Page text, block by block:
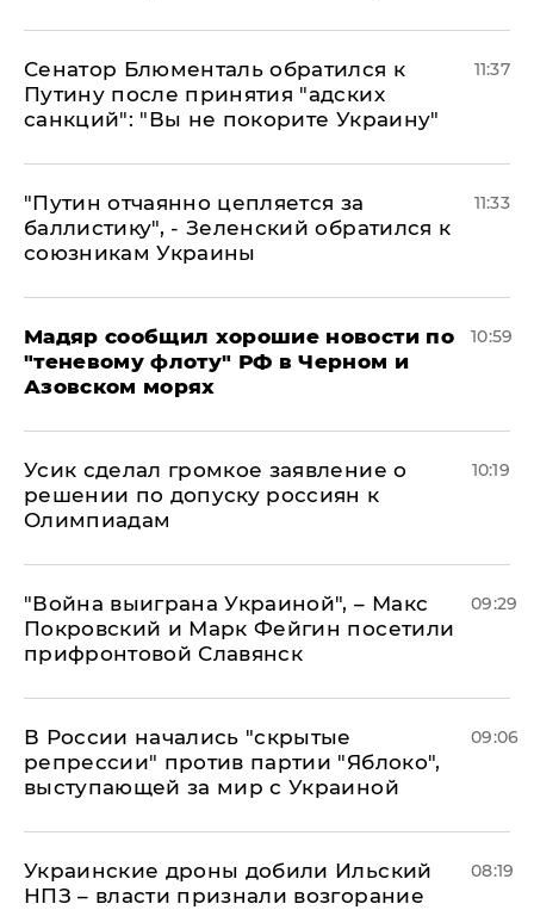
Сенатор Блюменталь обратился к
Путину после принятия "адских
санкций": "Вы не покорите Украину"
11:37
"Путин отчаянно цепляется за
баллистику", - Зеленский обратился к
союзникам Украины
11:33
Мадяр сообщил хорошие новости по
"теневому флоту" РФ в Черном и
Азовском морях
10:59
Усик сделал громкое заявление о
решении по допуску россиян к
Олимпиадам
10:19
"Война выиграна Украиной", – Макс
Покровский и Марк Фейгин посетили
прифронтовой Славянск
09:29
В России начались "скрытые
репрессии" против партии "Яблоко",
выступающей за мир с Украиной
09:06
Украинские дроны добили Ильский
НПЗ – власти признали возгорание
08:19